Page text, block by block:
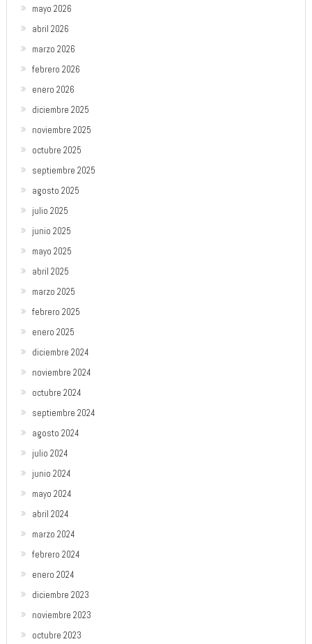
mayo 2026
abril 2026
marzo 2026
febrero 2026
enero 2026
diciembre 2025
noviembre 2025
octubre 2025
septiembre 2025
agosto 2025
julio 2025
junio 2025
mayo 2025
abril 2025
marzo 2025
febrero 2025
enero 2025
diciembre 2024
noviembre 2024
octubre 2024
septiembre 2024
agosto 2024
julio 2024
junio 2024
mayo 2024
abril 2024
marzo 2024
febrero 2024
enero 2024
diciembre 2023
noviembre 2023
octubre 2023